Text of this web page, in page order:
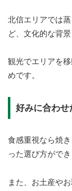
北信エリアでは
ど、文化的な背
観光でエリアを
めです。
好みに合わせ
食感重視なら焼
った選び方ができ
また、お土産や